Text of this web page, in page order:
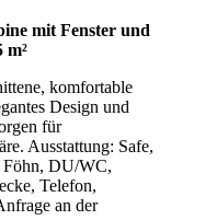
mit Fenster und
m²
komfortable
Design und
für
Ausstattung: Safe,
DU/WC,
Telefon,
an der